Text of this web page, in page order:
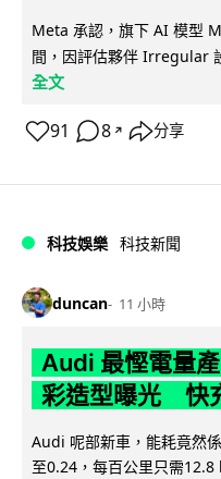
Meta 承認，旗下 AI 模型
間，因評估夥伴 Irregular
全文
91 8 ↗ 分享
科技娛樂 科技新聞
duncan 11 小時
Audi 最慳電量
彩造型曝光 快
Audi 呢部新車，能耗竟然
至0.24，每百公里只需